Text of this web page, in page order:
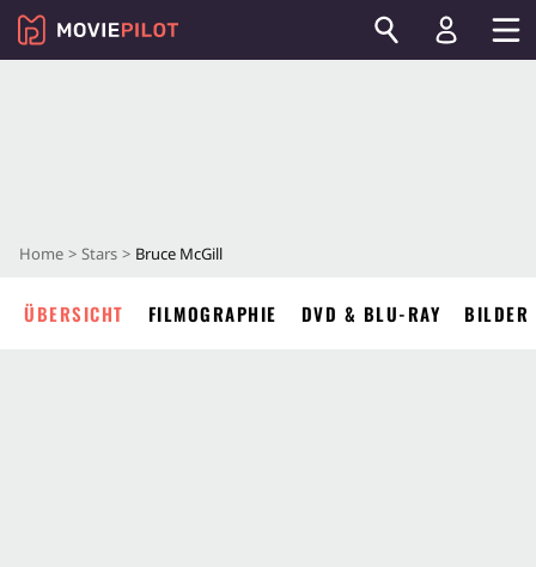
Home Stars Bruce McGill
ÜBERSICHT FILMOGRAPHIE DVD & BLU-RAY BILDER